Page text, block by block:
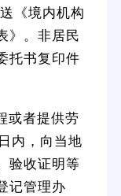
《境内机构
》。非居民
托书复印件
或者提供劳
内，向当地
验收证明等
记管理办